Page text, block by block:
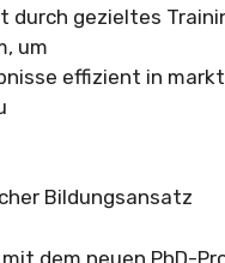
durch gezieltes
um
effizient in
Bildungsansatz
dem neuen PhD-